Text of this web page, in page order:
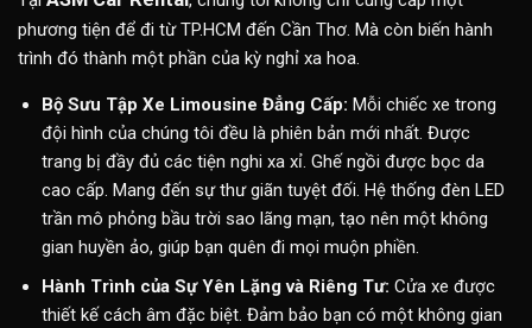
phương tiện để đi từ TP.HCM đến Cần Thơ. Mà còn biến hành
trình đó thành một phần của kỳ nghỉ xa hoa.
Bộ Sưu Tập Xe Limousine Đẳng Cấp: Mỗi chiếc xe trong
đội hình của chúng tôi đều là phiên bản mới nhất. Được
trang bị đầy đủ các tiện nghi xa xỉ. Ghế ngồi được bọc da
cao cấp. Mang đến sự thư giãn tuyệt đối. Hệ thống đèn LED
trần mô phỏng bầu trời sao lãng mạn, tạo nên một không
gian huyền ảo, giúp bạn quên đi mọi muộn phiền.
Hành Trình của Sự Yên Lặng và Riêng Tư: Cửa xe được
thiết kế cách âm đặc biệt. Đảm bảo bạn có một không gian